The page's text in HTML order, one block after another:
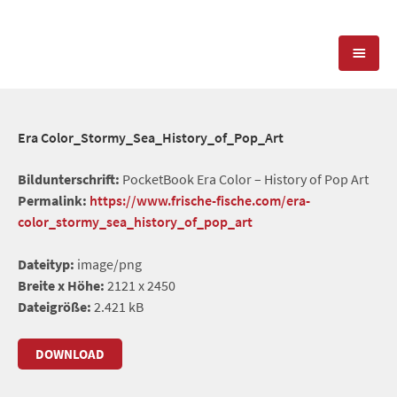
SOCIAL MEDIA
REFERENZEN
STANDORT & KONTAKT
PRESSESERVICE
Era Color_Stormy_Sea_History_of_Pop_Art
Bildunterschrift: PocketBook Era Color – History of Pop Art
Permalink: https://www.frische-fische.com/era-
color_stormy_sea_history_of_pop_art
Dateityp: image/png
Breite x Höhe: 2121 x 2450
Dateigröße: 2.421 kB
DOWNLOAD